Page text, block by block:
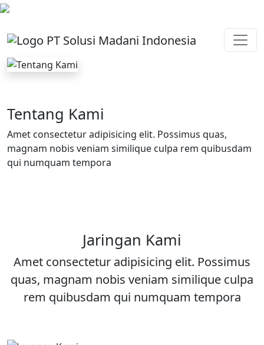
Tentang Kami
Amet consectetur adipisicing elit. Possimus quas,
magnam nobis veniam similique culpa rem quibusdam
qui numquam tempora
Jaringan Kami
Amet consectetur adipisicing elit. Possimus
quas, magnam nobis veniam similique culpa
rem quibusdam qui numquam tempora